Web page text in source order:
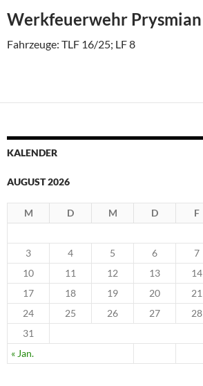
Werkfeuerwehr Prysmian
Fahrzeuge: TLF 16/25; LF 8
KALENDER
AUGUST 2026
M D M D F
« Jan.
3
4 5 6 7
10
11 12 13 14
17
18 19 20 21
24
25 26 27 28
31